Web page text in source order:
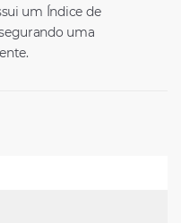
um Índice de
uma